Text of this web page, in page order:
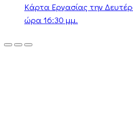
Κάρτα Εργασίας την
ώρα 16:30 μμ.